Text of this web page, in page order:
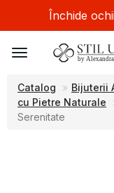
Închide
Toggle
Catalog
Bijuterii
cu Pietre Naturale
Serenitate